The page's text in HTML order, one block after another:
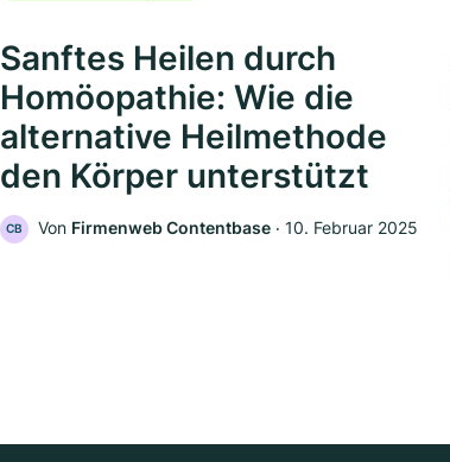
Sanftes Heilen durch
Homöopathie: Wie die
alternative Heilmethode
den Körper unterstützt
CB Von Firmenweb Contentbase ‧ 10. Februar 2025